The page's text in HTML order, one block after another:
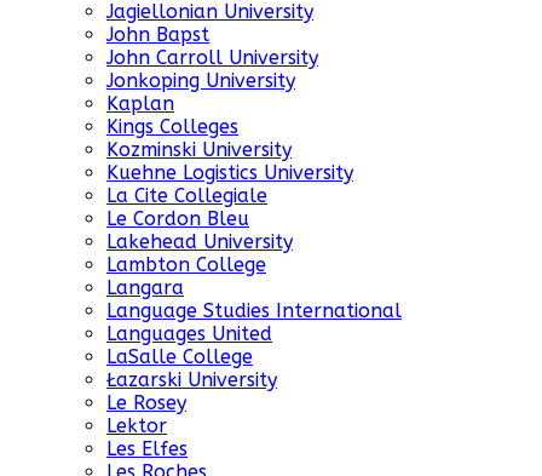
Jagiellonian University
John Bapst
John Carroll University
Jonkoping University
Kaplan
Kings Colleges
Kozminski University
Kuehne Logistics University
La Cite Collegiale
Le Cordon Bleu
Lakehead University
Lambton College
Langara
Language Studies International
Languages United
LaSalle College
Łazarski University
Le Rosey
Lektor
Les Elfes